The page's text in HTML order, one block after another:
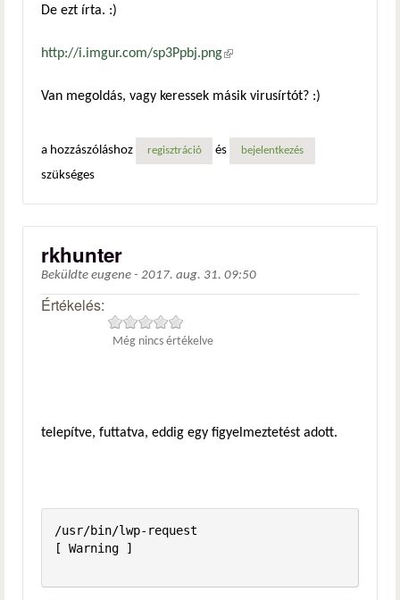
De ezt írta. :)
http://i.imgur.com/sp3Ppbj.png(külső hivatkozás)
Van megoldás, vagy keressek másik virusírtót? :)
a hozzászóláshoz regisztráció és bejelentkezés
szükséges
rkhunter
Beküldte eugene - 2017. aug. 31. 09:50
Értékelés:
Még nincs értékelve
telepítve, futtatva, eddig egy figyelmeztetést adott.
/usr/bin/lwp-request
[ Warning ]